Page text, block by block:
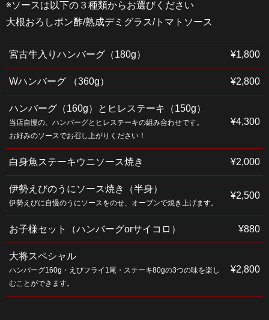
※ソースは以下の３種類からお選びください
大根おろしポン酢/熟成デミグラス/トマトソース
宮古牛入りハンバーグ（180g） ¥1,800
Wハンバーグ （360g） ¥2,800
ハンバーグ（160g）とヒレステーキ（150g）
当店自慢の、ハンバーグとヒレステーキの組み合わせです。
お好みのソースでお召し上がりください！
¥4,300
白身魚ステーキウニソース焼き ¥2,000
伊勢えびのうにソース焼き（半身）
伊勢えびに自慢のうにソースをのせ、オーブンで焼き上げます。
¥2,500
お子様セット（ハンバーグorサイコロ） ¥880
大将スペシャル
ハンバーグ160g・えびフライ1尾・ステーキ80gの3つの味を楽し
むことができます。
¥2,800